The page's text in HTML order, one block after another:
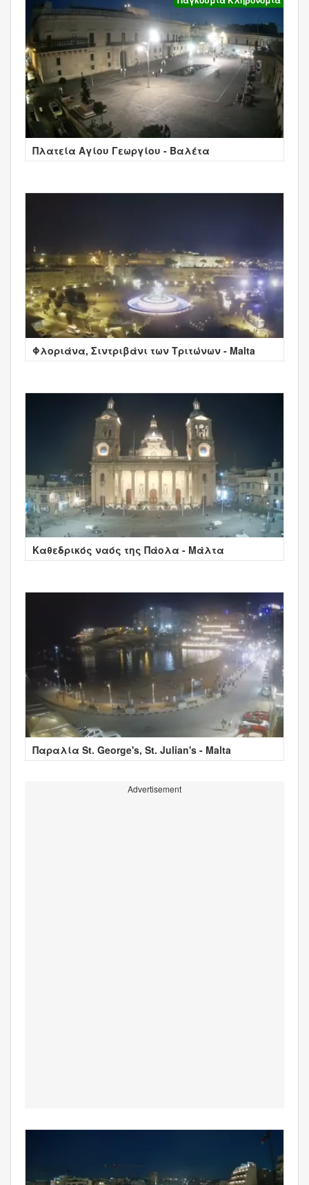
Πλατεία Αγίου Γεωργίου - Βαλέτα
Φλοριάνα, Σιντριβάνι των Τριτώνων - Malta
Καθεδρικός ναός της Πάολα - Μάλτα
Παραλία St. George's, St. Julian's - Malta
Advertisement